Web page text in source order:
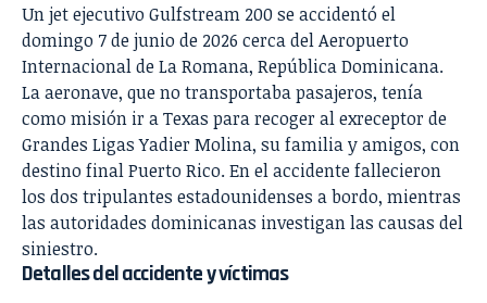
Un jet ejecutivo Gulfstream 200 se accidentó el
domingo 7 de junio de 2026 cerca del Aeropuerto
Internacional de La Romana, República Dominicana.
La aeronave, que no transportaba pasajeros, tenía
como misión ir a Texas para recoger al exreceptor de
Grandes Ligas Yadier Molina, su familia y amigos, con
destino final Puerto Rico. En el accidente fallecieron
los dos tripulantes estadounidenses a bordo, mientras
las autoridades dominicanas investigan las causas del
siniestro.
Detalles del accidente y víctimas